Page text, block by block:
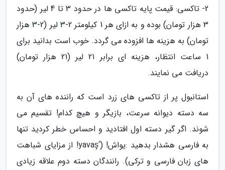
2- تاکسی: قیمت پایه تاکسی ها در حدود 3 تا 4 لیر (حدود
3 هزار تومان) بوده و به ازای هر 1 کیلومتر 2-3 لیر (2-3 هزار
تومان) به هزینه ها افزوده می گردد. خوب است بدانید برای
1 ساعت انتظار، هزینه ای برابر 21 لیر (21 هزار تومان)
دریافت می نمایند.
استانبول پر از تاکسی های زرد است که راننده های آن به
سه دسته دیوانه سرعت، بازیگر و هیچ کدام! تقسیم می
شوند. اگر گیر دسته اول افتادید و احساس خطر کردید تنها
به فارسی هشدار بدهید :یواش! (‘yavaş! از مزایای شباهت
های زبان فارسی و ترکی). رانندگان دسته دوم علاقه زیادی